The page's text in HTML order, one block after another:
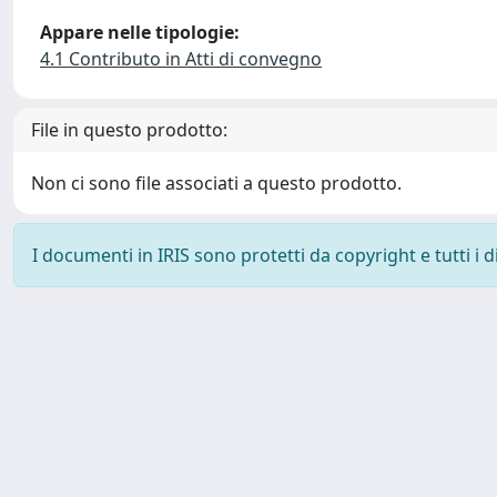
Appare nelle tipologie:
4.1 Contributo in Atti di convegno
File in questo prodotto:
Non ci sono file associati a questo prodotto.
I documenti in IRIS sono protetti da copyright e tutti i